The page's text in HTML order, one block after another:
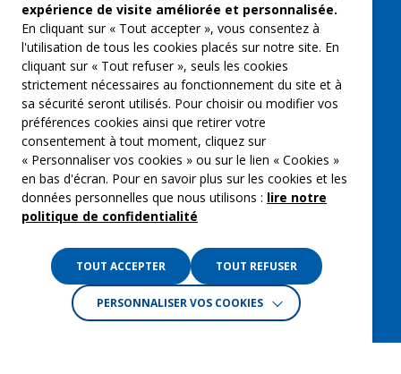
Qui sommes-nous ?
Groupe Emargence
C’moi le chef
Actualités
Contactez nous
Mentions légales
Gestion des cookies
Crédits :La Jungle
expérience de visite améliorée et personnalisée.
En cliquant sur « Tout accepter », vous consentez à
l'utilisation de tous les cookies placés sur notre site. En
cliquant sur « Tout refuser », seuls les cookies
strictement nécessaires au fonctionnement du site et à
sa sécurité seront utilisés. Pour choisir ou modifier vos
préférences cookies ainsi que retirer votre
consentement à tout moment, cliquez sur
« Personnaliser vos cookies » ou sur le lien « Cookies »
en bas d'écran. Pour en savoir plus sur les cookies et les
données personnelles que nous utilisons : lire notre
politique de confidentialité
TOUT ACCEPTER TOUT REFUSER
PERSONNALISER VOS COOKIES